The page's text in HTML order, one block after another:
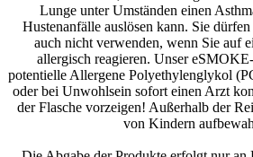
Lunge unter Umständen einen
Hustenanfälle auslösen kann. Sie
auch nicht verwenden, wenn Sie auf
allergisch reagieren. Unser
potentielle Allergene Polyethylenglykol
oder bei Unwohlsein sofort einen Arzt
der Flasche vorzeigen! Außerhalb der
von Kindern